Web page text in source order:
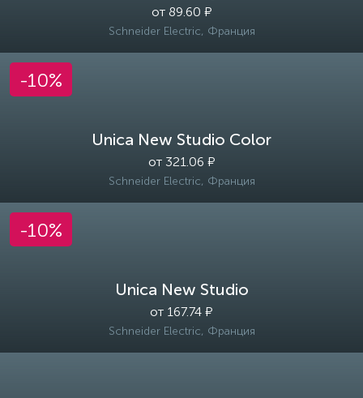
от 89.60 ₽
Schneider Electric, Франция
Unica New Studio Color
от 321.06 ₽
Schneider Electric, Франция
-10%
Unica New Studio
от 167.74 ₽
Schneider Electric, Франция
-10%